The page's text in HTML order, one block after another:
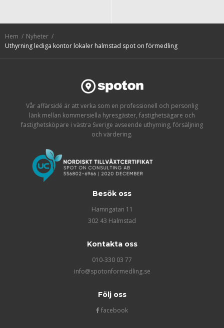
Hem
Nyheter
Uthyrning lediga kontor lokaler halmstad spot on förmedling
Vår affärsidé är att verka som en professionell och personlig
länk mellan kommersiella hyresgäster, fastighetsägare och
fastighetsköpare i västra Sverige avseende uthyrning, försäljning
och värdering.
Besök oss
Hamngatan 11
302 43 Halmstad
Kontakta oss
010-330 03 77
info@spotonformedling.se
Följ oss
facebook